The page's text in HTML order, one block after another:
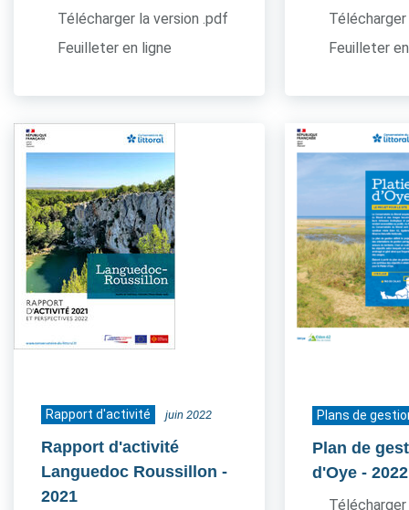
Télécharger la version .pdf
Feuilleter en ligne
Feuilleter
Rapport d'activité juin 2022
Rapport d'activité
Languedoc Roussillon -
2021
Plans de
Plan de
d'Oye - 2022